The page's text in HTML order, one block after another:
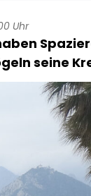
Uhr
seine